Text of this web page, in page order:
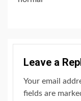
Leave a
Your email
fields are